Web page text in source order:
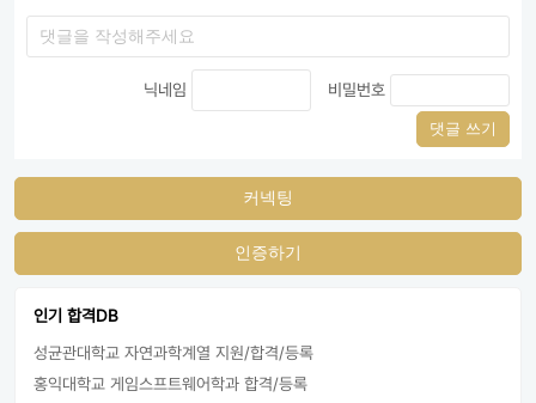
닉네임 비밀번호
댓글 쓰기
커넥팅
인증하기
인기 합격DB
성균관대학교 자연과학계열 지원/합격/등록
홍익대학교 게임스프트웨어학과 합격/등록